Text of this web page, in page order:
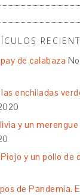
de calabaza
enchiladas
y un merengue
y un pollo de
de Pandemia.